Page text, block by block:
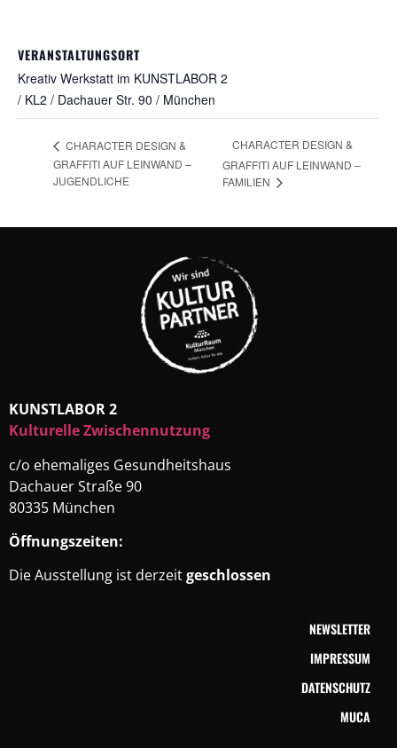
VERANSTALTUNGSORT
Kreativ Werkstatt im KUNSTLABOR 2
/ KL2 / Dachauer Str. 90 / München
CHARACTER DESIGN &
GRAFFITI AUF LEINWAND –
JUGENDLICHE
CHARACTER DESIGN &
GRAFFITI AUF LEINWAND –
FAMILIEN
KUNSTLABOR 2
Kulturelle Zwischennutzung
c/o ehemaliges Gesundheitshaus
Dachauer Straße 90
80335 München
Öffnungszeiten:
Die Ausstellung ist derzeitgeschlossen
NEWSLETTER
IMPRESSUM
DATENSCHUTZ
MUCA